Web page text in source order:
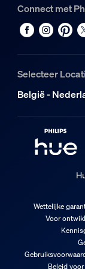
Connect met
Selecteer
België -
Wettelijke
Voor
Beleid